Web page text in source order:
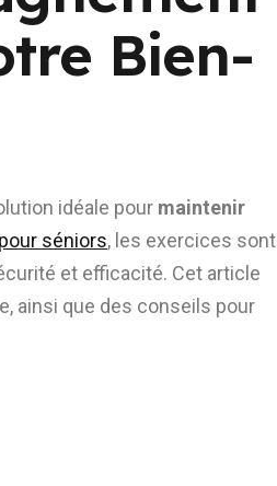
Bien-
idéale pour maintenir
séniors, les exercices sont
et efficacité. Cet article
ainsi que des conseils pour